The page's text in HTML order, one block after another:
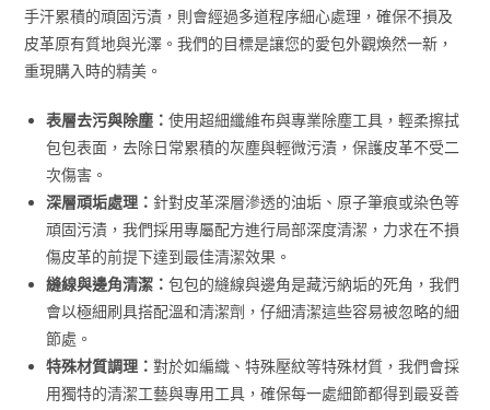
手汗累積的頑固污漬，則會經過多道程序細心處理，確保不損及
皮革原有質地與光澤。我們的目標是讓您的愛包外觀煥然一新，
重現購入時的精美。
表層去污與除塵：使用超細纖維布與專業除塵工具，輕柔擦拭
包包表面，去除日常累積的灰塵與輕微污漬，保護皮革不受二
次傷害。
深層頑垢處理： 針對皮革深層滲透的油垢、原子筆痕或染色等
頑固污漬，我們採用專屬配方進行局部深度清潔，力求在不損
傷皮革的前提下達到最佳清潔效果。
縫線與邊角清潔：包包的縫線與邊角是藏污納垢的死角，我們
會以極細刷具搭配溫和清潔劑，仔細清潔這些容易被忽略的細
節處。
特殊材質調理：對於如編織、特殊壓紋等特殊材質，我們會採
用獨特的清潔工藝與專用工具，確保每一處細節都得到最妥善